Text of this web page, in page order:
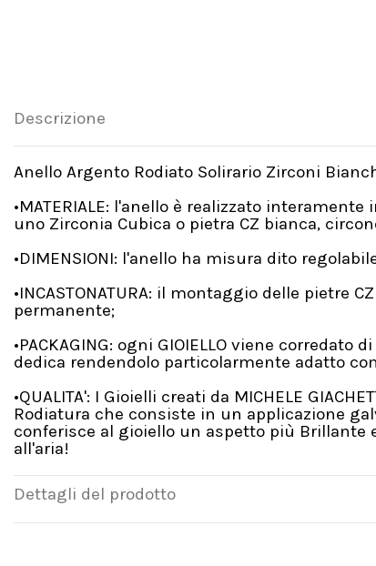
Descrizione
Anello Argento Rodiato Solirario Zirconi
•MATERIALE: l'anello è realizzato
uno Zirconia Cubica o pietra CZ bianca,
•DIMENSIONI: l'anello ha misura dito
•INCASTONATURA: il montaggio delle
permanente;
•PACKAGING: ogni GIOIELLO viene
dedica rendendolo particolarmente adatto
•QUALITA': I Gioielli creati da MICHELE
Rodiatura che consiste in un applicazione
conferisce al gioiello un aspetto più
all'aria!
Dettagli del prodotto